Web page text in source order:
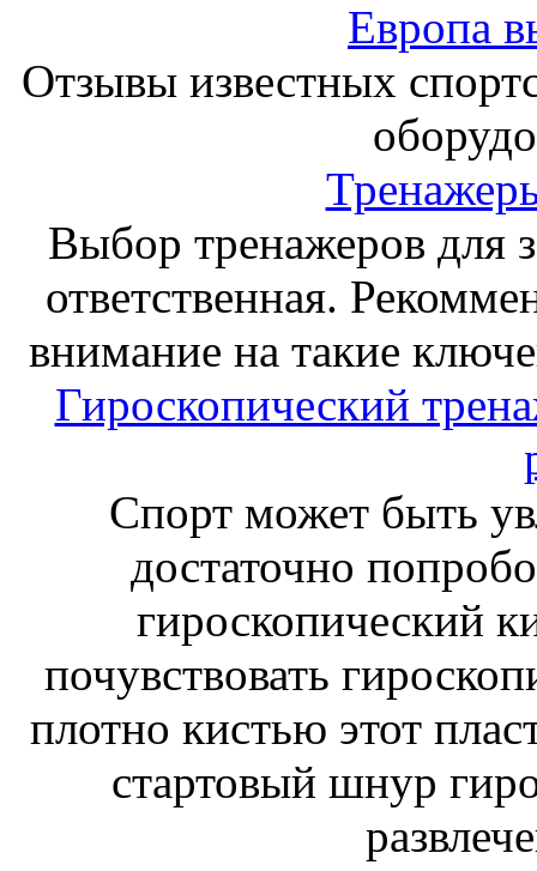
Европа
Отзывы известных
Выбор тренажеров для
ответственная.
внимание на такие
Гироскопический
Спорт может быть
достаточно
гироскопический
почувствовать
плотно кистью этот
стартовый шнур